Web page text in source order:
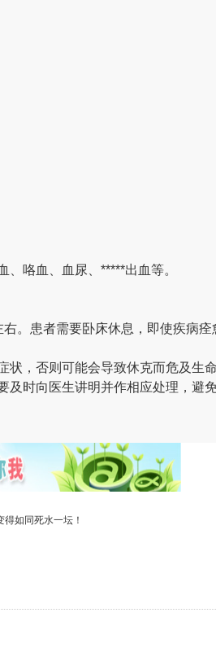
咯血、血尿、*****出血等。
。患者需要卧床休息，即使疾病痊
，否则可能会导致休克而危及生命
时向医生讲明并作相应处理，避
如同死水一坛！